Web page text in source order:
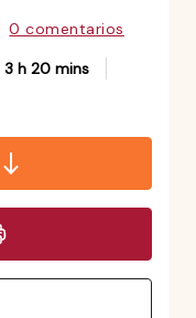
0 comentarios
3 h 20 mins